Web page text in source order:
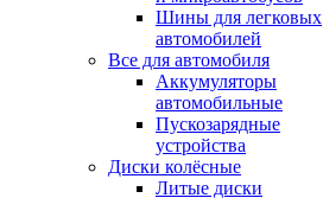
Шины для легковых
автомобилей
Все для автомобиля
Аккумуляторы
автомобильные
Пускозарядные
устройства
Диски колёсные
Литые диски